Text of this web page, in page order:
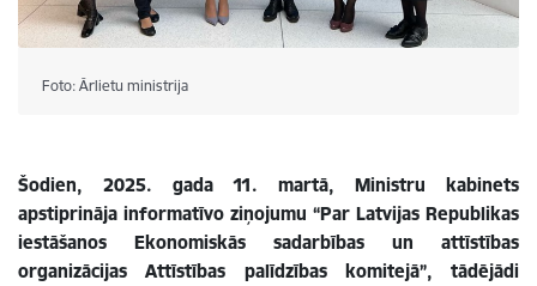
Foto: Ārlietu ministrija
Šodien, 2025. gada 11. martā, Ministru kabinets
apstiprināja informatīvo ziņojumu “Par Latvijas Republikas
iestāšanos Ekonomiskās sadarbības un attīstības
organizācijas Attīstības palīdzības komitejā”, tādējādi